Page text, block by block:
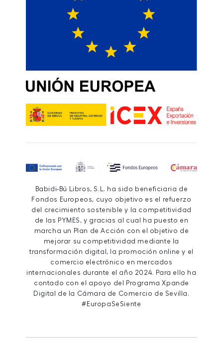
Babidi-Bú Libros, S.L. ha sido beneficiaria de
Fondos Europeos, cuyo objetivo es el refuerzo
del crecimiento sostenible y la competitividad
de las PYMES, y gracias al cual ha puesto en
marcha un Plan de Acción con el objetivo de
mejorar su competitividad mediante la
transformación digital, la promoción online y el
comercio electrónico en mercados
internacionales durante el año 2024. Para ello ha
contado con el apoyo del Programa Xpande
Digital de la Cámara de Comercio de Sevilla.
#EuropaSeSiente